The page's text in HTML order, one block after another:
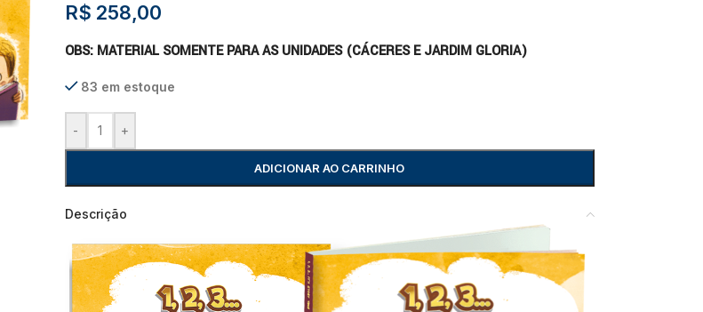
R$ 258,00
OBS: MATERIAL SOMENTE PARA AS UNIDADES (CÁCERES E JARDIM GLORIA)
83 em estoque
- +
ADICIONAR AO CARRINHO
Descrição